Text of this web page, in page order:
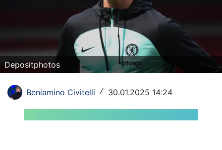
Champions League
Europa League
Altri Sport
Formula 1
Tennis
Depositphotos
Beniamino Civitelli / 30.01.2025 14:24